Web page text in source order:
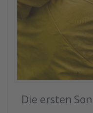
Die ersten